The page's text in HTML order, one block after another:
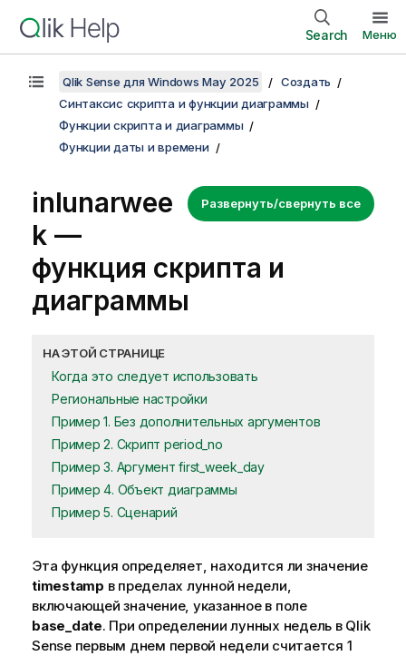
Search Меню
Qlik Sense для Windows May 2025
Создать
Синтаксис скрипта и функции диаграммы
Функции скрипта и диаграммы
Функции даты и времени
Развернуть/свернуть все
inlunarwee
k —
функция скриптa и
диаграммы
НА ЭТОЙ СТРАНИЦЕ
Когда это следует использовать
Региональные настройки
Пример 1. Без дополнительных аргументов
Пример 2. Скрипт period_no
Пример 3. Аргумент first_week_day
Пример 4. Объект диаграммы
Пример 5. Сценарий
Эта функция определяет, находится ли значение
timestamp в пределах лунной недели,
включающей значение, указанное в поле
base_date. При определении лунных недель в Qlik
Senseпервым днем первой недели считается 1